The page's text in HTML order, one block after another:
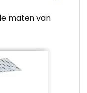
maten van